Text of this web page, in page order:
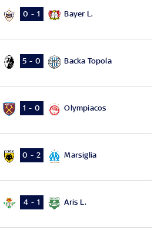
0 - 1 Bayer L.
5 - 0 Backa Topola
1 - 0 Olympiacos
0 - 2 Marsiglia
4 - 1 Aris L.